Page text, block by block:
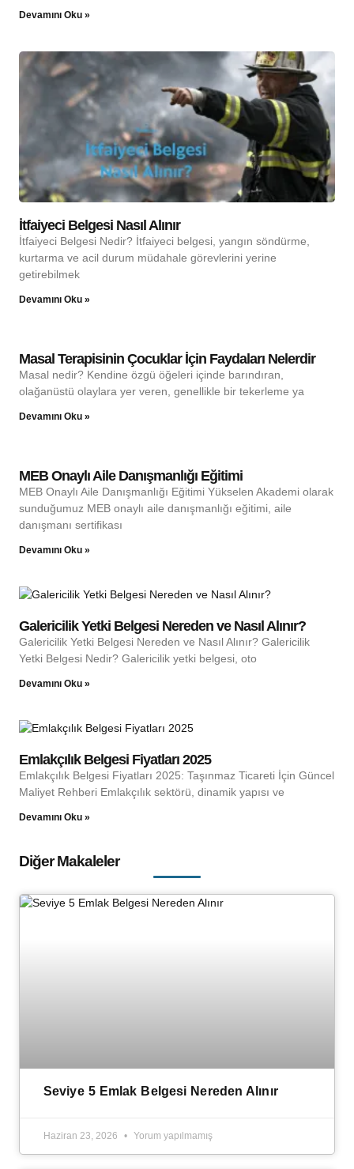
Devamını Oku »
İtfaiyeci Belgesi Nasıl Alınır
İtfaiyeci Belgesi Nedir? İtfaiyeci belgesi, yangın söndürme,
kurtarma ve acil durum müdahale görevlerini yerine
getirebilmek
Devamını Oku »
Masal Terapisinin Çocuklar İçin Faydaları Nelerdir
Masal nedir? Kendine özgü öğeleri içinde barındıran,
olağanüstü olaylara yer veren, genellikle bir tekerleme ya
Devamını Oku »
MEB Onaylı Aile Danışmanlığı Eğitimi
MEB Onaylı Aile Danışmanlığı Eğitimi Yükselen Akademi olarak
sunduğumuz MEB onaylı aile danışmanlığı eğitimi, aile
danışmanı sertifikası
Devamını Oku »
Galericilik Yetki Belgesi Nereden ve Nasıl Alınır?
Galericilik Yetki Belgesi Nereden ve Nasıl Alınır? Galericilik
Yetki Belgesi Nedir? Galericilik yetki belgesi, oto
Devamını Oku »
Emlakçılık Belgesi Fiyatları 2025
Emlakçılık Belgesi Fiyatları 2025: Taşınmaz Ticareti İçin Güncel
Maliyet Rehberi Emlakçılık sektörü, dinamik yapısı ve
Devamını Oku »
Diğer Makaleler
Seviye 5 Emlak Belgesi Nereden Alınır
Haziran 23, 2026 Yorum yapılmamış